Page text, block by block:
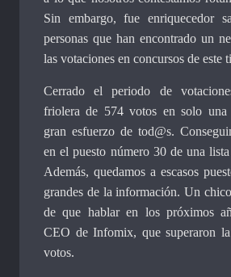
Sin embargo, fue enriquecedor
personas que han encontrado un
las votaciones en concursos de este
Cerrado el periodo de
friolera de 574 votos en solo una
gran esfuerzo de tod@s.
en el puesto número 30 de una
Además, quedamos a escasos
grandes de la información. Un
de que hablar en los próximos
CEO de Infomix, que superaron
votos.